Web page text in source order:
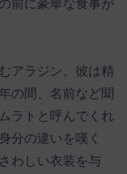
前に豪華な食事が
アラジン。彼は精
の間、名前など聞
ラトと呼んでくれ
分の違いを嘆く
わしい衣装を与